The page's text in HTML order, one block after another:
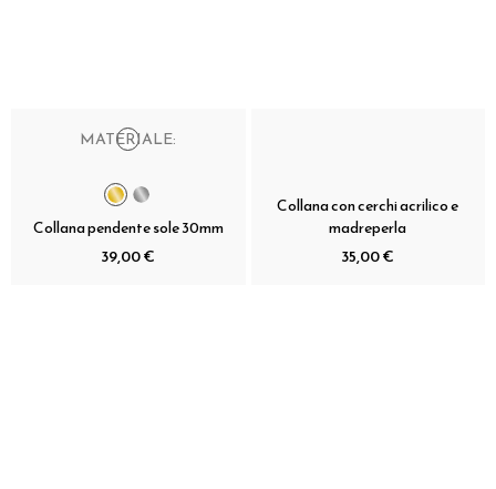
MATERIALE:
Collana pendente sole 30mm
39,00 €
Collana con cerchi acrilico e
madreperla
35,00 €